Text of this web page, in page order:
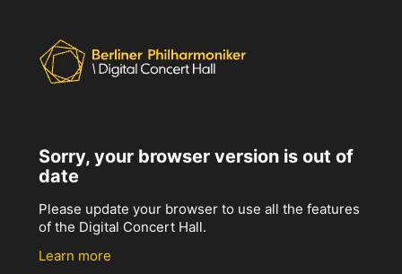
Sorry, your browser version is out of
date
Please update your browser to use all the features
of the Digital Concert Hall.
Learn more